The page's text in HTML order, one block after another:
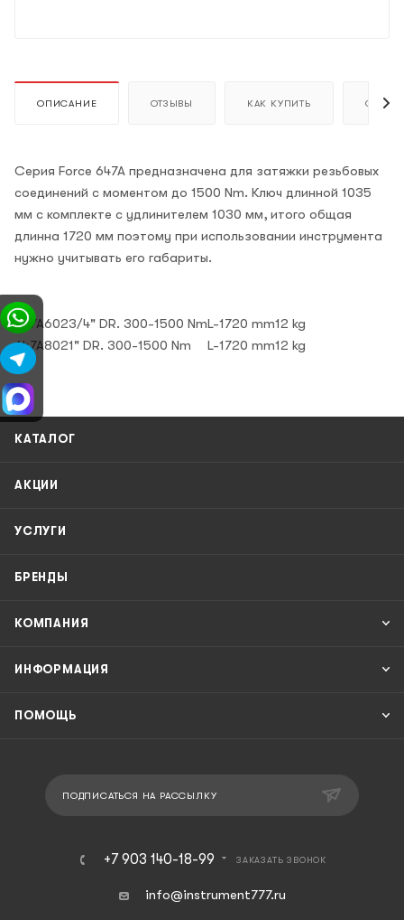
ОПИСАНИЕ ОТЗЫВЫ КАК КУПИТЬ ОПЛАТА
Серия Force 647A предназначена для затяжки резьбовых
соединений с моментом до 1500 Nm. Ключ длинной 1035
мм с комплекте с удлинителем 1030 мм, итого общая
длинна 1720 мм поэтому при использовании инструмента
нужно учитывать его габариты.
647A6023/4" DR. 300-1500 NmL-1720 mm12 kg
647A8021" DR. 300-1500 Nm L-1720 mm12 kg
КАТАЛОГ
АКЦИИ
УСЛУГИ
БРЕНДЫ
КОМПАНИЯ
ИНФОРМАЦИЯ
ПОМОЩЬ
ПОДПИСАТЬСЯ НА РАССЫЛКУ
+7 903 140-18-99 ЗАКАЗАТЬ ЗВОНОК
info@instrument777.ru